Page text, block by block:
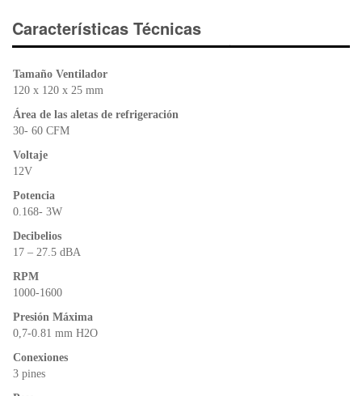
e
b
o
o
k
er s
A
ri
e
y
Características Técnicas
Tamaño Ventilador
120 x 120 x 25 mm
Área de las aletas de refrigeración
30- 60 CFM
Voltaje
12V
Potencia
0.168- 3W
Decibelios
17 – 27.5 dBA
RPM
1000-1600
Presión Máxima
0,7-0.81 mm H2O
Conexiones
3 pines